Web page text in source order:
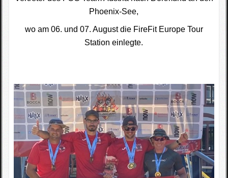
Phoenix-See,
wo am 06. und 07. August die FireFit Europe Tour
Station einlegte.